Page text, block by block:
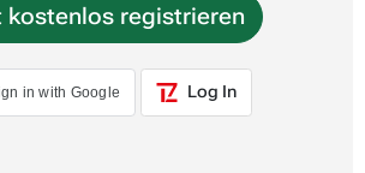
kostenlos registrieren
in with Google Log In